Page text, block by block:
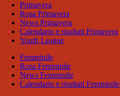
Primavera
Rosa Primavera
News Primavera
Calendario e risultati Primavera
Youth League
Femminile
Rosa Femminile
News Femminile
Calendario e risultati Femminile